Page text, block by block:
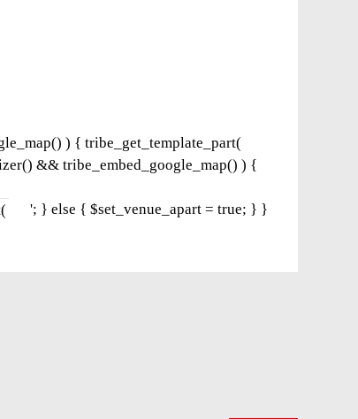
) { tribe_get_template_part(
&& tribe_embed_google_map() ) {
'; } else { $set_venue_apart = true; } }